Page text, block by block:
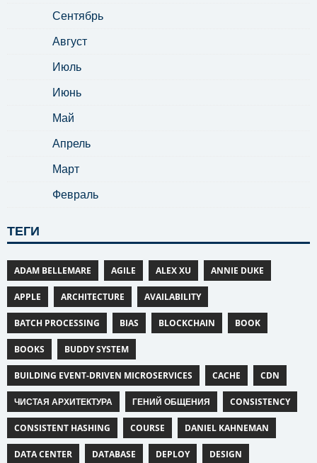
Сентябрь
Август
Июль
Июнь
Май
Апрель
Март
Февраль
ТЕГИ
ADAM BELLEMARE AGILE ALEX XU ANNIE DUKE
APPLE ARCHITECTURE AVAILABILITY
BATCH PROCESSING BIAS BLOCKCHAIN BOOK
BOOKS BUDDY SYSTEM
BUILDING EVENT-DRIVEN MICROSERVICES CACHE CDN
ЧИСТАЯ АРХИТЕКТУРА ГЕНИЙ ОБЩЕНИЯ CONSISTENCY
CONSISTENT HASHING COURSE DANIEL KAHNEMAN
DATA CENTER DATABASE DEPLOY DESIGN